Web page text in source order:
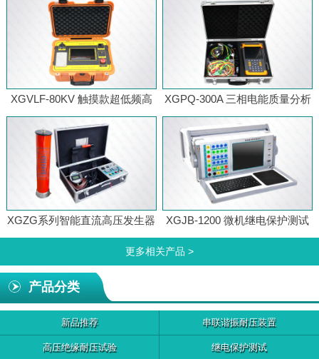
XGVLF-80KV 触摸款超低频高
压发生器
XGPQ-300A 三相电能质量分析
仪
XGZG系列智能直流高压发生器
XGJB-1200 微机继电保护测试
仪
更多相关产品 >
产品分类
新品推荐 串联谐振耐压装置
高压绝缘耐压试验 继电保护测试